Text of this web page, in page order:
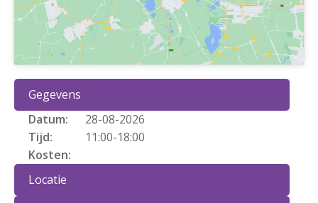
Gegevens
Datum:
28-08-2026
Tijd:
11:00-18:00
Kosten:
Locatie